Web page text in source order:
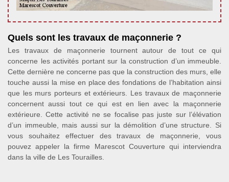
Quels sont les travaux de maçonnerie ?
Les travaux de maçonnerie tournent autour de tout ce qui
concerne les activités portant sur la construction d’un immeuble.
Cette dernière ne concerne pas que la construction des murs, elle
touche aussi la mise en place des fondations de l’habitation ainsi
que les murs porteurs et extérieurs. Les travaux de maçonnerie
concernent aussi tout ce qui est en lien avec la maçonnerie
extérieure. Cette activité ne se focalise pas juste sur l’élévation
d’un immeuble, mais aussi sur la démolition d’une structure. Si
vous souhaitez effectuer des travaux de maçonnerie, vous
pouvez appeler la firme Marescot Couverture qui interviendra
dans la ville de Les Tourailles.